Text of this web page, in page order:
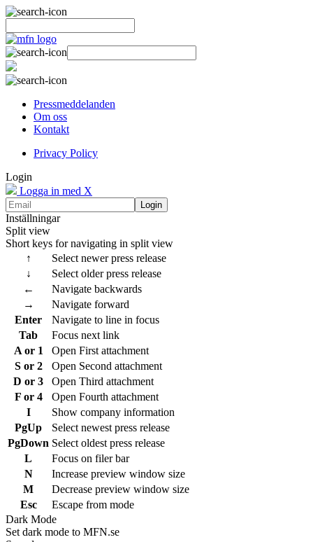
Pressmeddelanden
Om oss
Kontakt
Privacy Policy
Login
Logga in med X
Login
Inställningar
Split view
Short keys for navigating in split view
↑
Select newer press release
↓
Select older press release
←
Navigate backwards
→
Navigate forward
Enter
Navigate to line in focus
Tab
Focus next link
A or 1
Open First attachment
S or 2
Open Second attachment
D or 3
Open Third attachment
F or 4
Open Fourth attachment
I
Show company information
PgUp
Select newest press release
PgDown Select oldest press release
L
Focus on filer bar
N
Increase preview window size
M
Decrease preview window size
Esc
Escape from mode
Dark Mode
Set dark mode to MFN.se